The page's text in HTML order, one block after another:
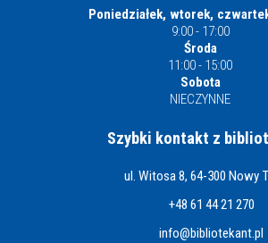
Poniedziałek, wtorek,
9:00 - 17:00
Środa
11:00 - 15:00
Sobota
NIECZYNNE
Szybki kontakt z
ul. Witosa 8, 64-300 Nowy
+48 61 44 21 270
info@bibliotekant.pl